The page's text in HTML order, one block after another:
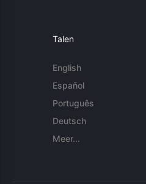
Talen
English
Español
Português
Deutsch
Meer...